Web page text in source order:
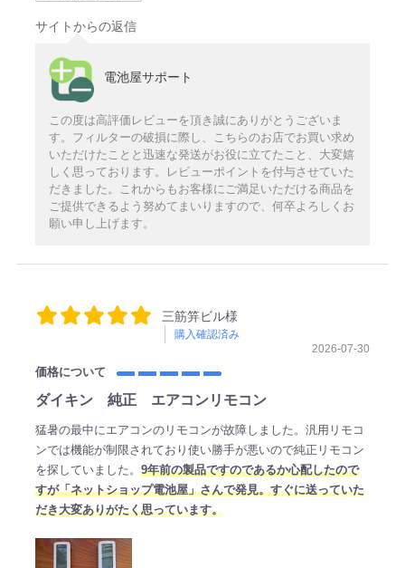
サイトからの返信
電池屋サポート
この度は高評価レビューを頂き誠にありがとうございま
す。フィルターの破損に際し、こちらのお店でお買い求め
いただけたことと迅速な発送がお役に立てたこと、大変嬉
しく思っております。レビューポイントを付与させていた
だきました。これからもお客様にご満足いただける商品を
ご提供できるよう努めてまいりますので、何卒よろしくお
願い申し上げます。
三筋笄ビル様
購入確認済み
2026-07-30
価格について
ダイキン 純正 エアコンリモコン
猛暑の最中にエアコンのリモコンが故障しました。汎用リモコ
ンでは機能が制限されており使い勝手が悪いので純正リモコン
を探していました。 9年前の製品ですのであるか心配したので
すが「ネットショップ電池屋」さんで発見。すぐに送っていた
だき大変ありがたく思っています。